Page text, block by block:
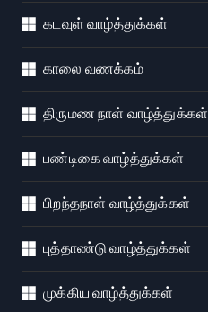
கடவுள் வாழ்த்துக்கள்
காலை வணக்கம்
திருமண நாள் வாழ்த்துக்கள்
பண்டிகை வாழ்த்துக்கள்
பிறந்தநாள் வாழ்த்துக்கள்
புத்தாண்டு வாழ்த்துக்கள்
முக்கிய வாழ்த்துக்கள்